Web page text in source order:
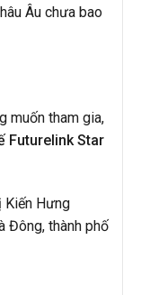
Âu chưa bao
muốn tham gia,
Futurelink Star
Kiến Hưng
Đông, thành phố